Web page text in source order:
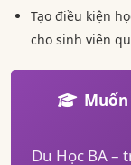
Tạo điều kiện
cho sinh viên
Muốn
Du Học BA –